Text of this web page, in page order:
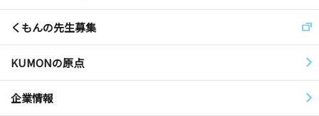
くもんの先生募集
KUMONの原点
企業情報